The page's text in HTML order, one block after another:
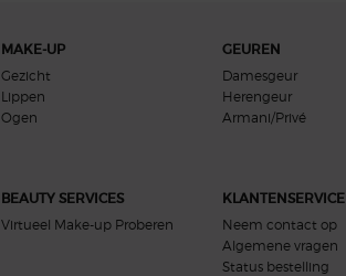
MAKE-UP
Gezicht
Lippen
Ogen
GEUREN
Damesgeur
Herengeur
Armani/Privé
BEAUTY SERVICES
Virtueel Make-up Proberen
KLANTENSERVICE
Neem contact op
Algemene vragen
Status bestelling